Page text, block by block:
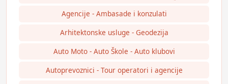
Agencije - Ambasade i konzulati
Arhitektonske usluge - Geodezija
Auto Moto - Auto Škole - Auto klubovi
Autoprevoznici - Tour operatori i agencije